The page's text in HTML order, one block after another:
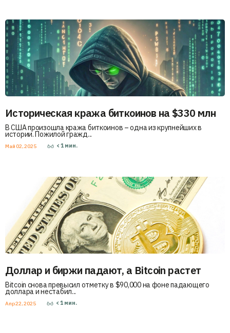
Историческая кража биткоинов на $330 млн
В США произошла кража биткоинов – одна из крупнейших в
истории. Пожилой гражд...
Май 02, 2025 < 1 мин.
Доллар и биржи падают, а Bitcoin растет
Bitcoin снова превысил отметку в $90,000 на фоне падающего
доллара и нестабил...
Апр 22, 2025 < 1 мин.